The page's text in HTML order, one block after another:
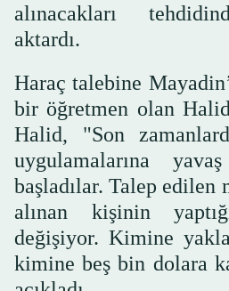
alınacakları
aktardı.
Haraç talebine
bir öğretmen olan
Halid, "Son
uygulamalarına
başladılar. Talep edilen
alınan kişinin
değişiyor. Kimine
kimine beş bin dolara